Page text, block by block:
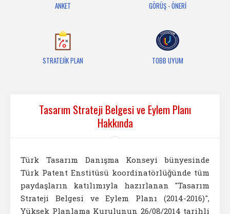
ANKET GÖRÜŞ - ÖNERİ
STRATEJİK PLAN TOBB UYUM
Tasarım Strateji Belgesi ve Eylem Planı
Hakkında
Türk Tasarım Danışma Konseyi bünyesinde
Türk Patent Enstitüsü koordinatörlüğünde tüm
paydaşların katılımıyla hazırlanan "Tasarım
Strateji Belgesi ve Eylem Planı (2014-2016)",
Yüksek Planlama Kurulunun 26/08/2014 tarihli